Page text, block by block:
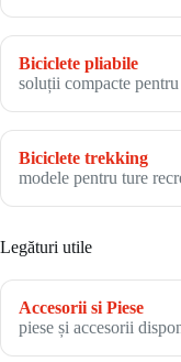
Biciclete pliabile
soluții compacte
Biciclete trekking
modele pentru ture
Legături utile
Accesorii si Piese
piese și accesorii